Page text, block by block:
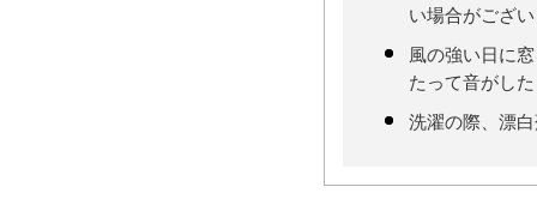
い場合がござ
風の強い日に
たって音がし
洗濯の際、漂